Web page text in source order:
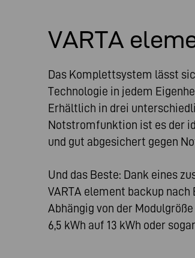
VARTA
Das Komplettsystem lässt
Technologie in jedem
Erhältlich in drei
Notstromfunktion ist es der
und gut abgesichert gegen
Und das Beste: Dank eines
VARTA element backup
Abhängig von der
6,5 kWh auf 13 kWh oder